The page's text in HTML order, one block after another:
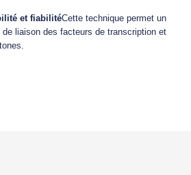
et fiabilitéCette technique permet un
liaison des facteurs de transcription et